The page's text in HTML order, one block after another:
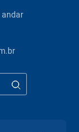
andar